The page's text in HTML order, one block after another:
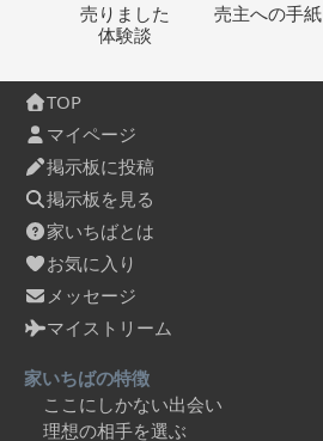
売りました
体験談
売主への手紙
TOP
マイページ
掲示板に投稿
掲示板を見る
家いちばとは
お気に入り
メッセージ
マイストリーム
家いちばの特徴
ここにしかない出会い
理想の相手を選ぶ